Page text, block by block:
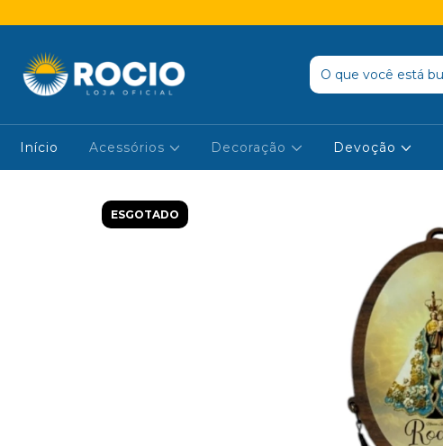
Início Acessórios Decoração Devoção
ESGOTADO